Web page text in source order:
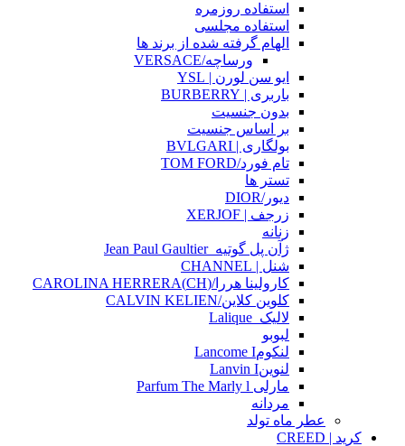
استفاده روزمره
استفاده مجلسی
الهام گرفته شده از برند ها
ورساچه/VERSACE
ایو سن لورن | YSL
باربری | BURBERRY
بدون جنسیت
بر اساس جنسیت
بولگاری | BVLGARI
تام فورد/TOM FORD
تستر ها
دیور/DIOR
زرجف | XERJOF
زنانه
ژآن پل گوتیه_Jean Paul Gaultier
شنل | CHANNEL
کارولینا هررا/(CH)CAROLINA HERRERA
کلوین کلاین/CALVIN KELIEN
لالیک_Lalique
لبوبو
لنکومLancome I
لنوینLanvin I
مارلی Parfum The Marly l
مردانه
عطر ماه تولد
کرید | CREED